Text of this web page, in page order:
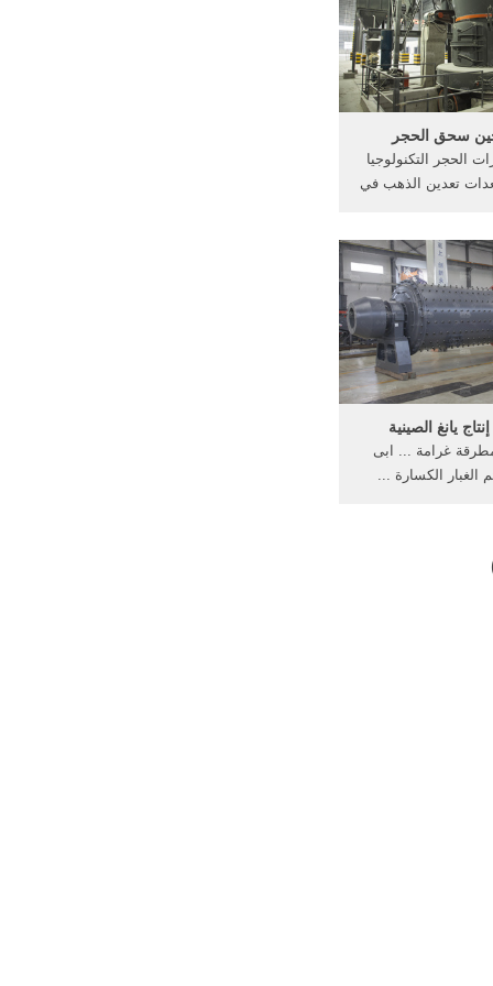
مع الغبار ...
سحق الحجر
الحجر التكنولوجيا
تعدين الذهب في
رسوم او صورمصانع
صور . الاستشارات
يانغ الصينية
غرامة ... ابى
الغبار الكسارة ...
استخدام الكرة مطحنة